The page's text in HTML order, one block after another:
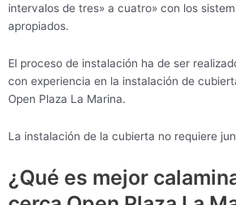
intervalos de tres» a cuatro» con los
apropiados.
El proceso de instalación ha de ser
con experiencia en la instalación de
Open Plaza La Marina.
La instalación de la cubierta no requiere
¿Qué es mejor